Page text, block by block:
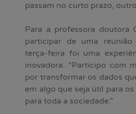
passam no curto prazo,
Para a professora doutora
participar de uma
terça-feira foi uma
inovadora. “Participo com
por transformar os dados
em algo que seja útil para
para toda a sociedade.”